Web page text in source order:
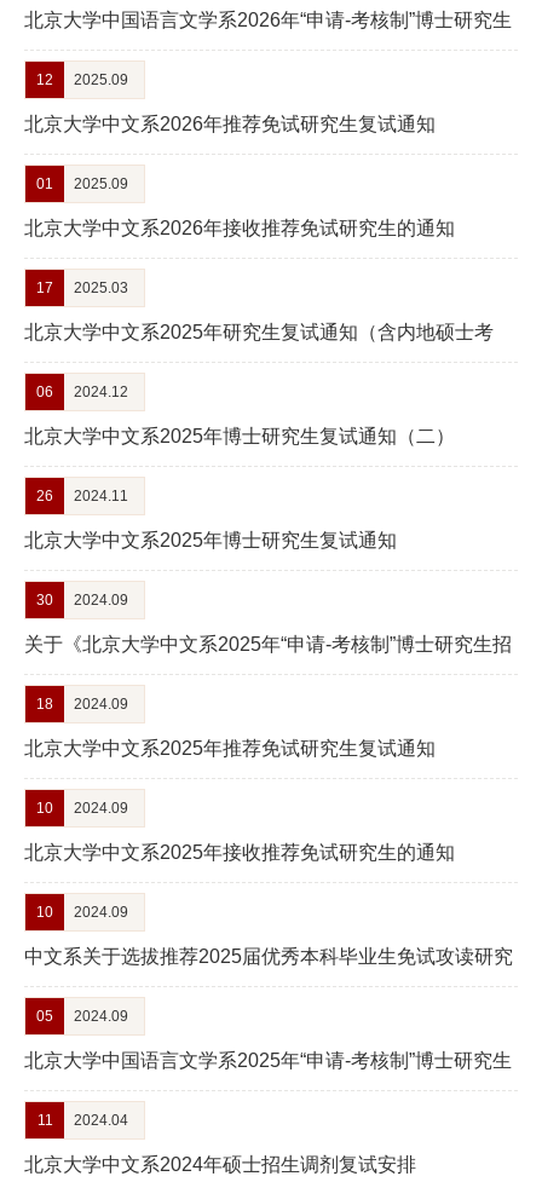
究
生
展
团
建
合
作
交
流
教
北京大学中国语言文学系2026年“申请-考核制”博士研究生
招生说明
12 2025.09
北京大学中文系2026年推荐免试研究生复试通知
01 2025.09
北京大学中文系2026年接收推荐免试研究生的通知
17 2025.03
北京大学中文系2025年研究生复试通知（含内地硕士考
生、港澳台和留学生硕士及博士考生）
06 2024.12
北京大学中文系2025年博士研究生复试通知（二）
26 2024.11
北京大学中文系2025年博士研究生复试通知
30 2024.09
关于《北京大学中文系2025年“申请-考核制”博士研究生招
生说明》的补充通知
18 2024.09
北京大学中文系2025年推荐免试研究生复试通知
10 2024.09
北京大学中文系2025年接收推荐免试研究生的通知
10 2024.09
中文系关于选拔推荐2025届优秀本科毕业生免试攻读研究
生的相关规定
05 2024.09
北京大学中国语言文学系2025年“申请-考核制”博士研究生
招生说明
11 2024.04
北京大学中文系2024年硕士招生调剂复试安排